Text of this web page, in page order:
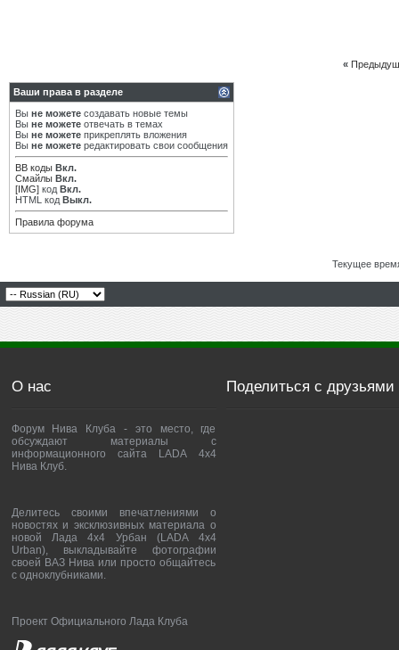
«
Ваши права в разделе
Вы не можете создавать новые темы
Вы не можете отвечать в темах
Вы не можете прикреплять вложения
Вы не можете редактировать свои сообщения
BB коды Вкл.
Смайлы Вкл.
[IMG] код Вкл.
HTML код Выкл.
Правила форума
Текущее
О нас
Форум Нива Клуба - это место, где
обсуждают материалы с
информационного сайта LADA 4x4
Нива Клуб.
Делитесь своими впечатлениями о
новостях и эксклюзивных материала о
новой Лада 4х4 Урбан (LADA 4x4
Urban), выкладывайте фотографии
своей ВАЗ Нива или просто общайтесь
с одноклубниками.
Проект Официального Лада Клуба
Поделиться с друзьями